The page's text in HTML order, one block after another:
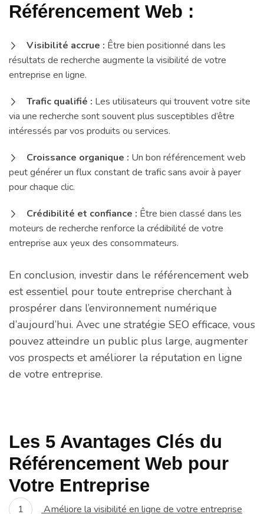
Référencement Web :
Visibilité accrue : Être bien positionné dans les
résultats de recherche augmente la visibilité de votre
entreprise en ligne.
Trafic qualifié : Les utilisateurs qui trouvent votre site
via une recherche sont souvent plus susceptibles d’être
intéressés par vos produits ou services.
Croissance organique : Un bon référencement web
peut générer un flux constant de trafic sans avoir à payer
pour chaque clic.
Crédibilité et confiance : Être bien classé dans les
moteurs de recherche renforce la crédibilité de votre
entreprise aux yeux des consommateurs.
En conclusion, investir dans le référencement web
est essentiel pour toute entreprise cherchant à
prospérer dans l’environnement numérique
d’aujourd’hui. Avec une stratégie SEO efficace, vous
pouvez atteindre un public plus large, augmenter
vos prospects et améliorer la réputation en ligne
de votre entreprise.
Les 5 Avantages Clés du
Référencement Web pour
Votre Entreprise
Améliore la visibilité en ligne de votre entreprise